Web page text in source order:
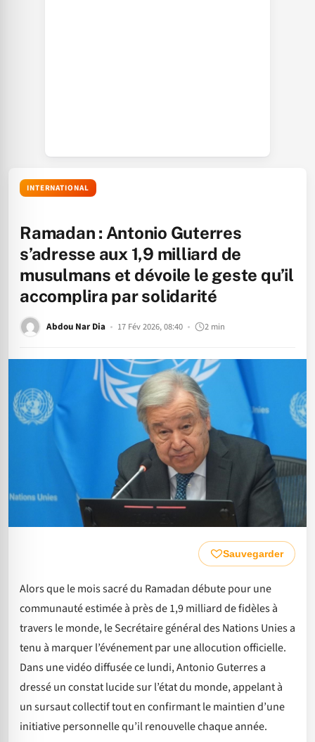
INTERNATIONAL
Ramadan : Antonio Guterres
s’adresse aux 1,9 milliard de
musulmans et dévoile le geste qu’il
accomplira par solidarité
Abdou Nar Dia 17 Fév 2026, 08:40 2 min
Sauvegarder
Alors que le mois sacré du Ramadan débute pour une
communauté estimée à près de 1,9 milliard de fidèles à
travers le monde, le Secrétaire général des Nations Unies a
tenu à marquer l’événement par une allocution officielle.
Dans une vidéo diffusée ce lundi, Antonio Guterres a
dressé un constat lucide sur l’état du monde, appelant à
un sursaut collectif tout en confirmant le maintien d’une
initiative personnelle qu’il renouvelle chaque année.